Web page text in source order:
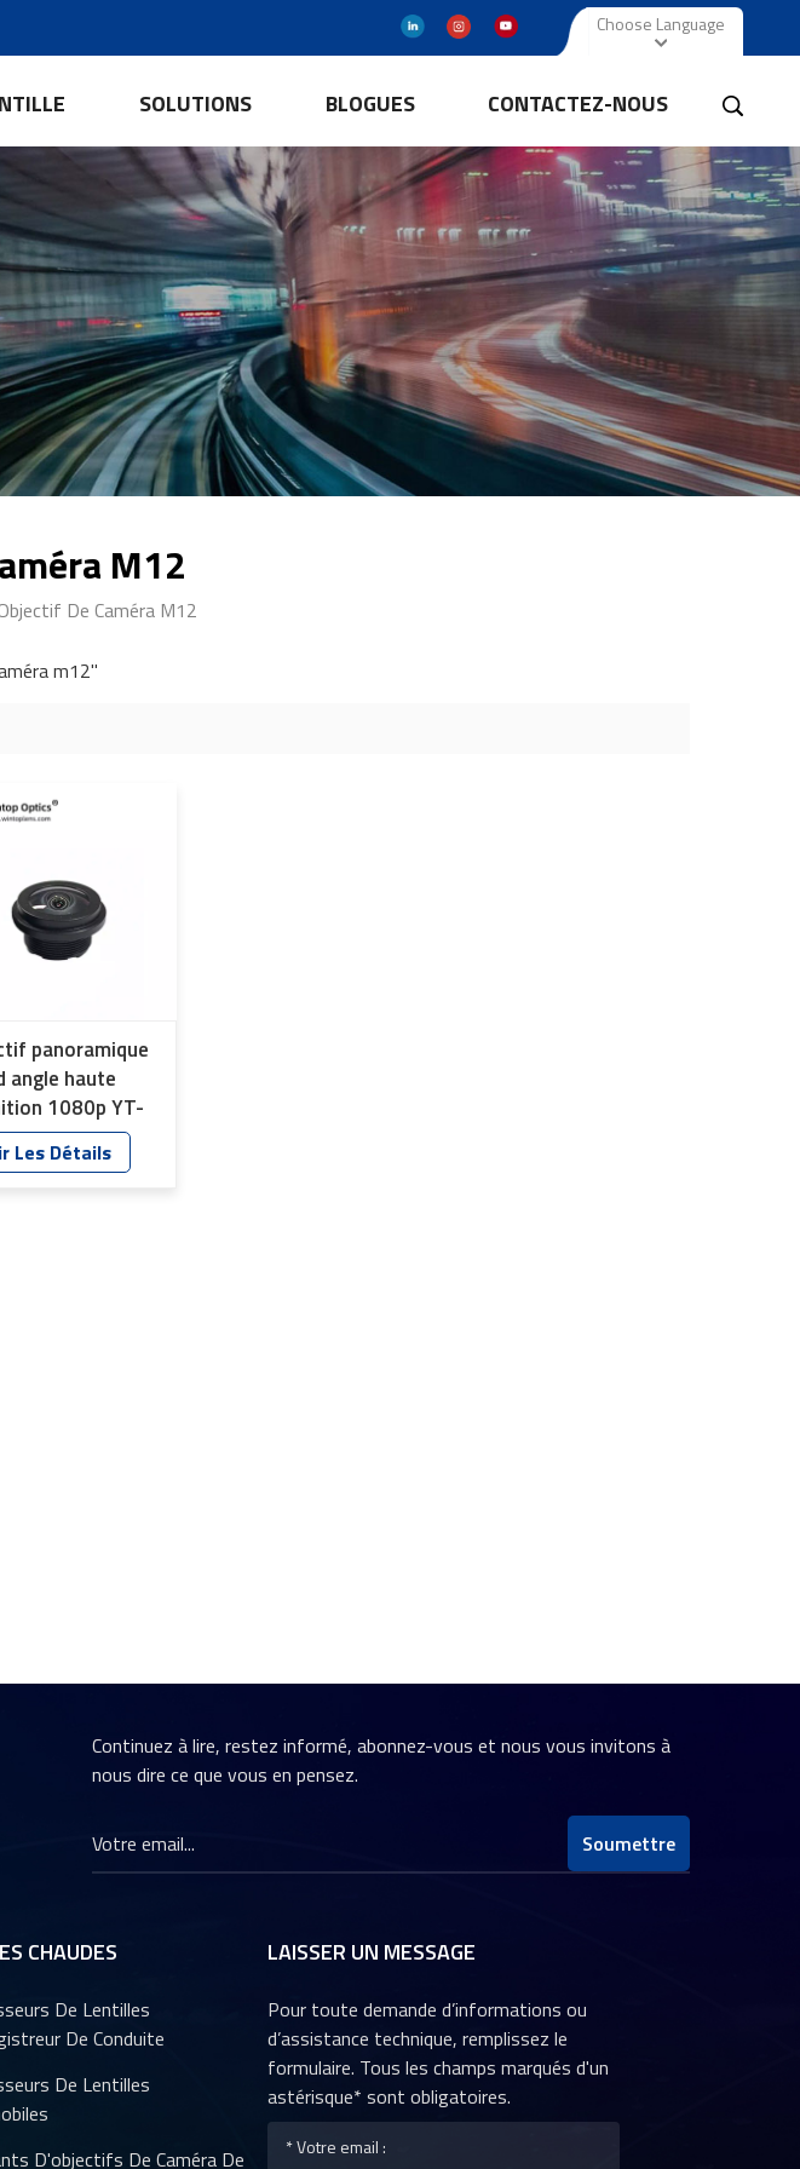
Choose Language
SOLUTIONS BLOGUES CONTACTEZ-NOUS
M12
De Caméra M12
m12"
panoramique
angle haute
1080p YT-
S1 (longueur
totale :
Les Détails
Continuez à lire, restez informé, abonnez-vous et nous vous invitons à
nous dire ce que vous en pensez.
Soumettre
CHAUDES
De Lentilles
De Conduite
De Lentilles
D'objectifs De Caméra De
LAISSER UN MESSAGE
Pour toute demande d’informations ou
d’assistance technique, remplissez le
formulaire. Tous les champs marqués d'un
astérisque* sont obligatoires.